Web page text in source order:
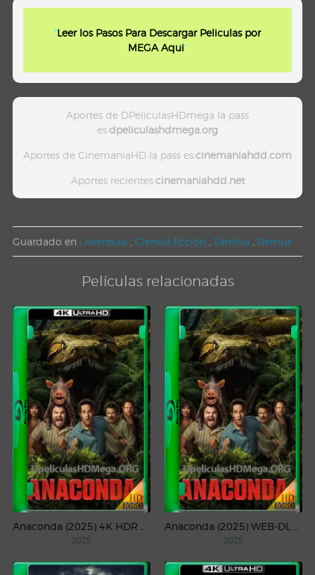
"Leer los Pasos Para Descargar Peliculas por
MEGA Aqui"
Aportes de DPeliculasHDmega la pass
es:dpeliculashdmega.org
Aportes de CinemaniaHD la pass es:cinemaniahdd.com
Aportes recientes:cinemaniahdd.net
Guardado en : Aventura Ciencia ficción Familia Remux
Películas relacionadas
2025 2025